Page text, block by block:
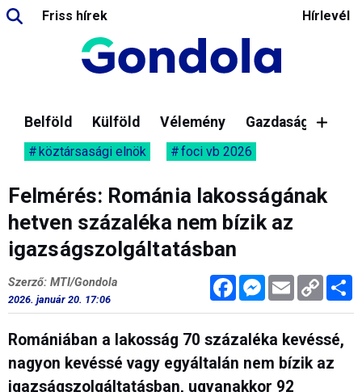
Friss hírek Hírlevél
Belföld Külföld Vélemény Gazdaság
köztársasági elnök foci vb 2026
Felmérés: Románia lakosságának
hetven százaléka nem bízik az
igazságszolgáltatásban
FacebookMessenger
Email Copy
Link
Szerző: MTI/Gondola
2026. január 20. 17:06
Romániában a lakosság 70 százaléka kevéssé,
nagyon kevéssé vagy egyáltalán nem bízik az
igazságszolgáltatásban, ugyanakkor 92